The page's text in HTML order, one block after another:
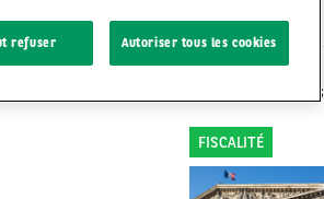
DERNIERS ARTICLES
FISCALITÉ
refuser Autoriser tous les cookies